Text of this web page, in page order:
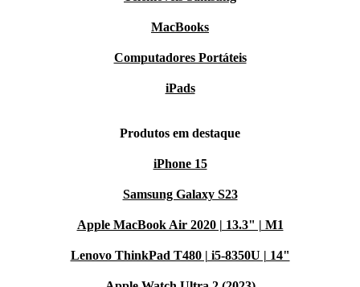
MacBooks
Computadores Portáteis
iPads
Produtos em destaque
iPhone 15
Samsung Galaxy S23
Apple MacBook Air 2020 | 13.3" | M1
Lenovo ThinkPad T480 | i5-8350U | 14"